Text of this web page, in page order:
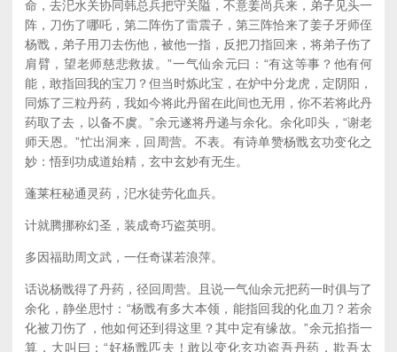
命，去汜水关协同韩总兵把守关隘，不意姜尚兵来，弟子见头一
阵，刀伤了哪吒，第二阵伤了雷震子，第三阵恰来了姜子牙师侄
杨戬，弟子用刀去伤他，被他一指，反把刀指回来，将弟子伤了
肩臂，望老师慈悲救拔。”一气仙余元曰：“有这等事？他有何
能，敢指回我的宝刀？但当时炼此宝，在炉中分龙虎，定阴阳，
同炼了三粒丹药，我如今将此丹留在此间也无用，你不若将此丹
药取了去，以备不虞。”余元遂将丹递与余化。余化叩头，“谢老
师天恩。”忙出洞来，回周营。不表。有诗单赞杨戬玄功变化之
妙：悟到功成道始精，玄中玄妙有无生。
蓬莱枉秘通灵药，汜水徒劳化血兵。
计就腾挪称幻圣，装成奇巧盗英明。
多因福助周文武，一任奇谋若浪萍。
话说杨戬得了丹药，径回周营。且说一气仙余元把药一时俱与了
余化，静坐思忖：“杨戬有多大本领，能指回我的化血刀？若余
化被刀伤了，他如何还到得这里？其中定有缘故。”余元掐指一
算，大叫曰：“好杨戬匹夫！敢以变化玄功盗吾丹药，欺吾太